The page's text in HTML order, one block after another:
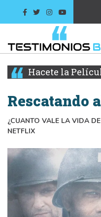
Hacete la
Rescatando
¿CUANTO VALE LA VIDA
NETFLIX